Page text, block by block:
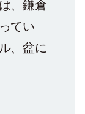
、鎌倉
てい
、盆に